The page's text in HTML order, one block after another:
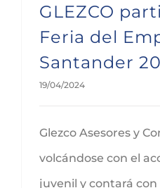
GLEZCO
Feria del
Santander
19/04/2024
Glezco Asesores y
volcándose con el
juvenil y contará